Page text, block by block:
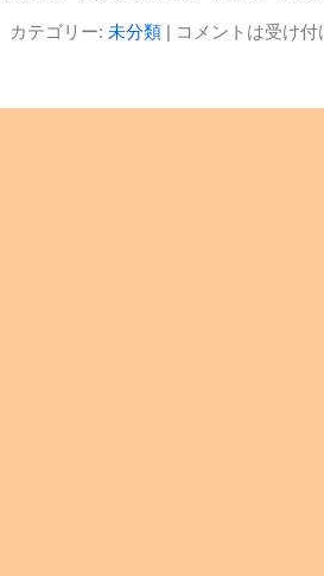
カテゴリー: 未分類| コメントは受け